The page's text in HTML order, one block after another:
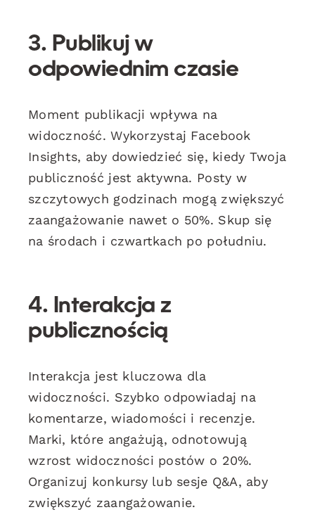
3. Publikuj w
odpowiednim czasie
Moment publikacji wpływa na
widoczność. Wykorzystaj Facebook
Insights, aby dowiedzieć się, kiedy Twoja
publiczność jest aktywna. Posty w
szczytowych godzinach mogą zwiększyć
zaangażowanie nawet o 50%. Skup się
na środach i czwartkach po południu.
4. Interakcja z
publicznością
Interakcja jest kluczowa dla
widoczności. Szybko odpowiadaj na
komentarze, wiadomości i recenzje.
Marki, które angażują, odnotowują
wzrost widoczności postów o 20%.
Organizuj konkursy lub sesje Q&A, aby
zwiększyć zaangażowanie.